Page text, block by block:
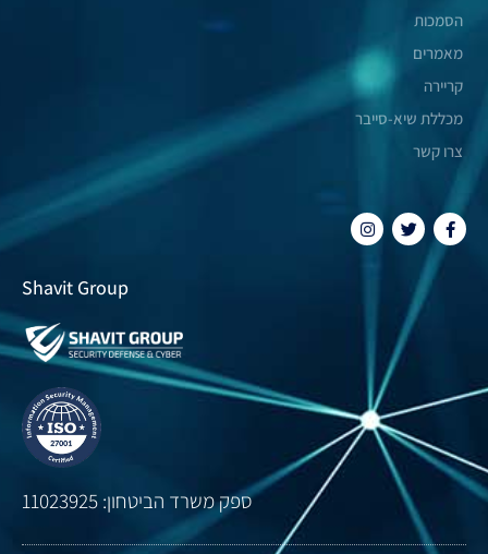
הסמכות
מאמרים
קריירה
מכללת שיא-סייבר
צרו קשר
Shavit Group
ספק משרד הביטחון: 11023925